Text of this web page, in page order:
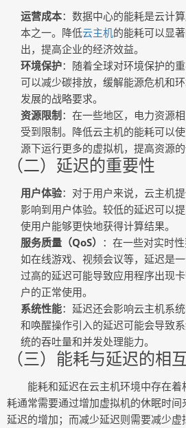
运营成本：数据中心的能耗是云计
本之一。降低云主机的能耗可以显
出，提高企业的经济效益。
环境保护：随着全球对环境保护的
可以减少碳排放，缓解能源危机和
发展的战略要求。
资源限制 ：在一些地区，电力资源
受到限制。降低云主机的能耗可以
源下运行更多的虚拟机，提高资源的
（二）延迟的重要性
用户体验：对于用户来说，云主机
影响到用户体验。较低的延迟可以
使用户能够更快地获得计算结果。
服务质量（QoS） ：在一些对实时
如在线游戏、视频会议等，延迟是
过高的延迟可能导致应用程序出现
户的正常使用。
系统性能：延迟还会影响云主机系
和唤醒操作引入的延迟可能会导致
统的吞吐量和并发处理能力。
（三）能耗与延迟的相
能耗和延迟在云主机环境中存在
耗通常需要通过增加虚拟机的休眠时
延迟的增加；而减少延迟则需要减少